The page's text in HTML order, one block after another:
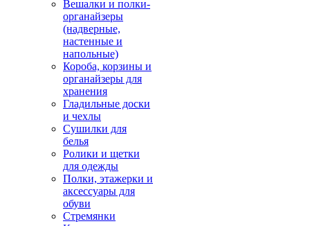
Вешалки и полки-
органайзеры
(надверные,
настенные и
напольные)
Короба, корзины и
органайзеры для
хранения
Гладильные доски
и чехлы
Сушилки для
белья
Ролики и щетки
для одежды
Полки, этажерки и
аксессуары для
обуви
Стремянки